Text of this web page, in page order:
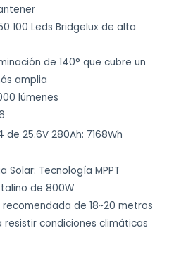
100 Leds Bridgelux de alta
de 140° que cubre un
amplia
lúmenes
de 25.6V 280Ah: 7168Wh
Tecnología MPPT
de 800W
de 18~20 metros
resistir condiciones climáticas